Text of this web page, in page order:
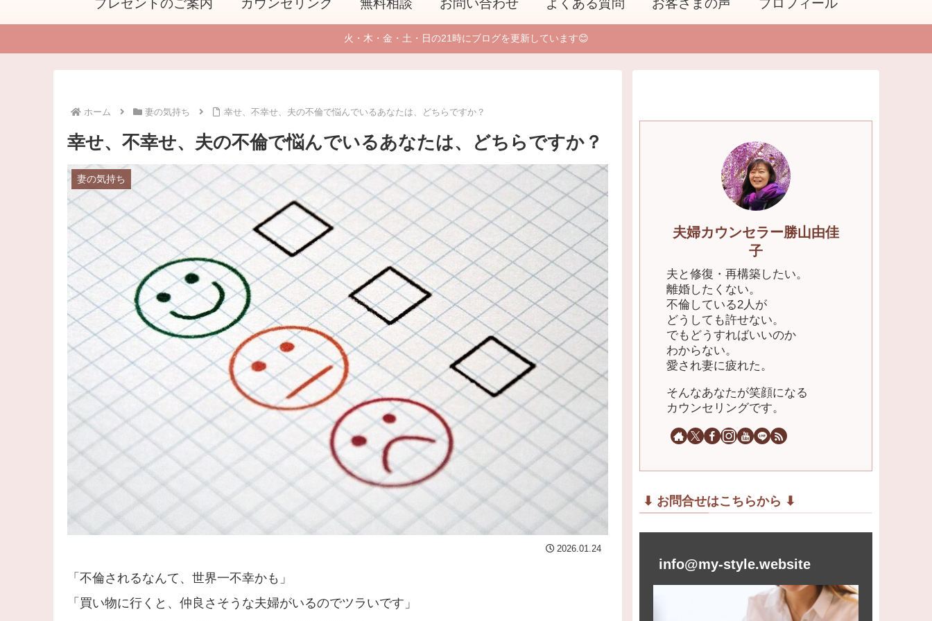
プレゼントのご案内 カウンセリング 無料相談 お問い合わせ よくある質問 お客さまの声 プロフィール
火・木・金・土・日の21時にブログを更新しています😊
ホーム 妻の気持ち 幸せ、不幸せ、夫の不倫で悩んでいるあなたは、どちらですか？
幸せ、不幸せ、夫の不倫で悩んでいるあなたは、どちらですか？
妻の気持ち
2026.01.24
「不倫されるなんて、世界一不幸かも」
「買い物に行くと、仲良さそうな夫婦がいるのでツラいです」
夫婦カウンセラー勝山由佳
子
夫と修復・再構築したい。
離婚したくない。
不倫している2人が
どうしても許せない。
でもどうすればいいのか
わからない。
愛され妻に疲れた。
そんなあなたが笑顔になる
カウンセリングです。
⬇︎ お問合せはこちらから ⬇︎
info@my-style.website